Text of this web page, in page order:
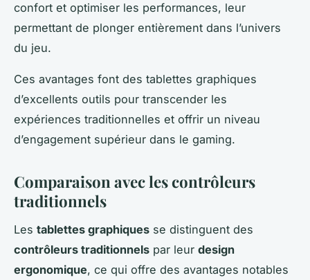
confort et optimiser les performances, leur
permettant de plonger entièrement dans l’univers
du jeu.
Ces avantages font des tablettes graphiques
d’excellents outils pour transcender les
expériences traditionnelles et offrir un niveau
d’engagement supérieur dans le gaming.
Comparaison avec les contrôleurs
traditionnels
Les tablettes graphiques se distinguent des
contrôleurs traditionnels par leur design
ergonomique, ce qui offre des avantages notables